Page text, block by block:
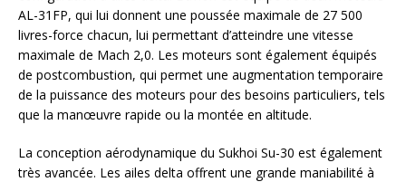
AL-31FP, qui lui donnent une poussée maximale de 27 500
livres-force chacun, lui permettant d’atteindre une vitesse
maximale de Mach 2,0. Les moteurs sont également équipés
de postcombustion, qui permet une augmentation temporaire
de la puissance des moteurs pour des besoins particuliers, tels
que la manœuvre rapide ou la montée en altitude.
La conception aérodynamique du Sukhoi Su-30 est également
très avancée. Les ailes delta offrent une grande maniabilité à